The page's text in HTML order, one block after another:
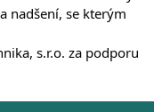
nadšení, se kterým
s.r.o. za podporu